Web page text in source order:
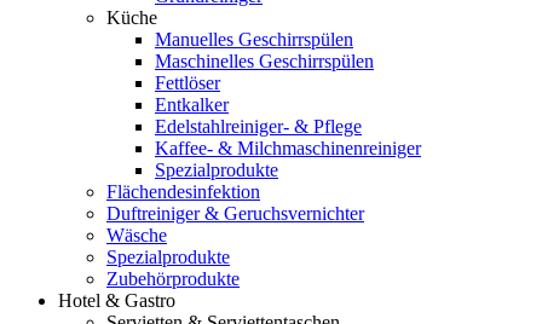
Küche
Manuelles Geschirrspülen
Maschinelles Geschirrspülen
Fettlöser
Entkalker
Edelstahlreiniger- & Pflege
Kaffee- & Milchmaschinenreiniger
Spezialprodukte
Flächendesinfektion
Duftreiniger & Geruchsvernichter
Wäsche
Spezialprodukte
Zubehörprodukte
Hotel & Gastro